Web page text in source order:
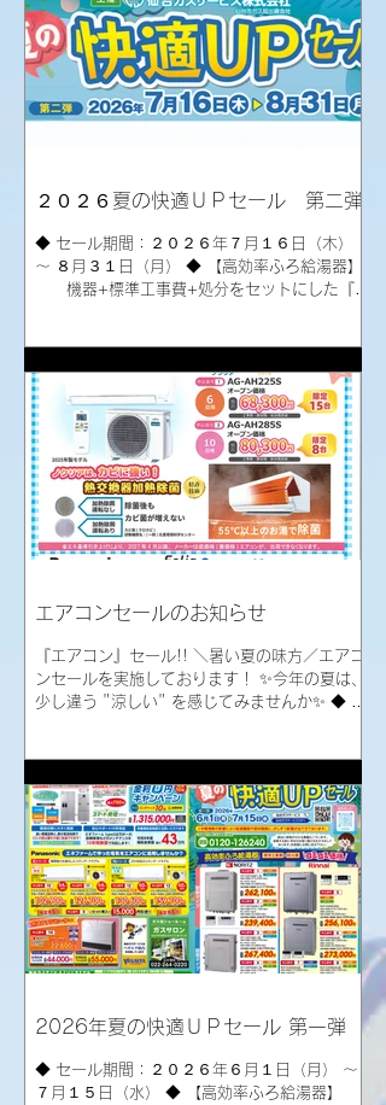
２０２６夏の快適ＵＰセール 第二弾
◆ セール期間：２０２６年７月１６日（木）
～ ８月３１日（月） ◆ 【高効率ふろ給湯器】
機器+標準工事費+処分をセットにした『コ
み） ②２０号オート壁掛タイプ GT‐
C2072SAW‐1 BL・RC‐J101Eマルチ ２
３９,４００円（税込み） ③２０号フルオ
ート据置タイプ GT‐C2072AR‐1 BL・RC‐
J101Eマルチ ２６７,４００円（税込
み） ④２０号オート据置タイプ GT‐
C2072SAR‐1 BL・RC‐J101Eマルチ ２
４４,７００円（税込み） ＜リンナイ＞
⑤２０号オート壁掛タイプ RUF‐
１００円（税込み） ⑥２０号フルオート据
240V（A） ２７３,０００円（税込み）
⑦２４号フルオート据置タイプ
エアコンセールのお知らせ
『エアコン』セール!! ＼暑い夏の味方／エアコ
ンセールを実施しております！ ✨今年の夏は、
少し違う "涼しい" を感じてみませんか✨ ◆ セ
２０２５年製モデル ・ＡＧ－ＡＨ２２５
Ｓ ６畳用 ＊＊限定１５台＊＊ ６
８,３００円（税込み） ※工事費、部材費、処
分費別途 ・ＡＧ－ＡＨ２８５Ｓ １０畳
用 ＊＊限定８台＊＊ ８０,３００円
（税込み） ※工事費、部材費、処分費別途
【Ｐａｎａｓｏｎｉｃ】 「Ｅｏｌｉａ」
（エオリア） ・Ｋシリーズ ＊＊６４％
ＯＦＦ＊＊ ＣＳ－Ｋ２２５Ｄ ６畳
※工
８５Ｄ １０畳用 １２６,７００円（税込み）
※工
2026年夏の快適ＵＰセール 第一弾
◆ セール期間：２０２６年６月１日（月） ～
７月１５日（水） ◆ 【高効率ふろ給湯器】